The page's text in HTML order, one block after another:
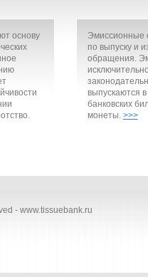
основу
Эмиссионные
по выпуску и
обращения.
выпускаются
банковских
монеты. >>>
- www.tissuebank.ru